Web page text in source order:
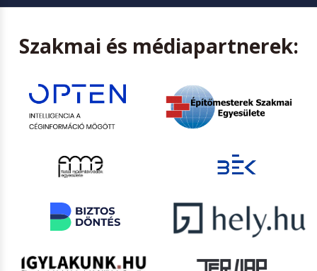
Szakmai és médiapartnerek: